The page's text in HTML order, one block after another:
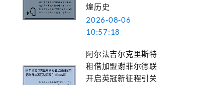
煌历史
2026-08-06
10:57:18
阿尔法吉尔克里斯特
租借加盟谢菲尔德联
开启英冠新征程引关